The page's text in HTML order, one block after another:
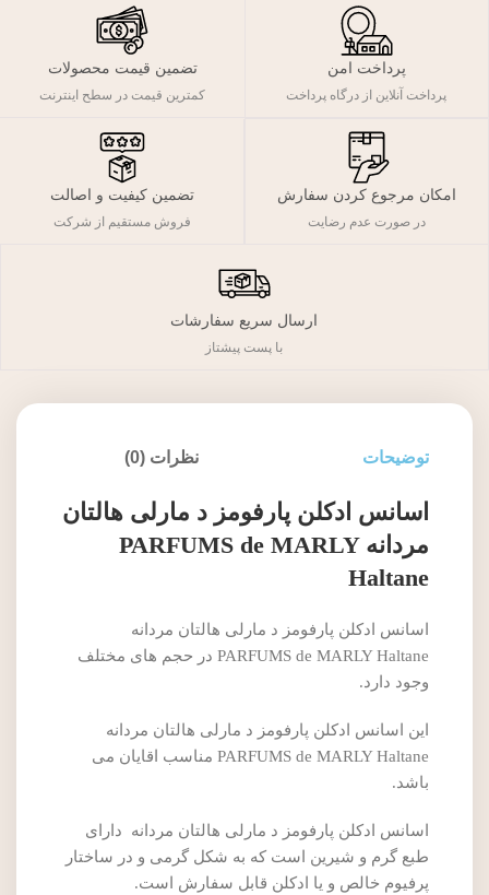
پرداخت امن
پرداخت آنلاین از درگاه پرداخت
تضمین قیمت محصولات
کمترین قیمت در سطح اینترنت
امکان مرجوع کردن سفارش
در صورت عدم رضایت
تضمین کیفیت و اصالت
فروش مستقیم از شرکت
ارسال سریع سفارشات
با پست پیشتاز
توضیحات نظرات (0)
اسانس ادکلن پارفومز د مارلی هالتان
مردانه PARFUMS de MARLY
Haltane
اسانس ادکلن پارفومز د مارلی هالتان مردانه
PARFUMS de MARLY Haltane در حجم های مختلف
وجود دارد.
این اسانس ادکلن پارفومز د مارلی هالتان مردانه
PARFUMS de MARLY Haltane مناسب اقایان می
باشد.
اسانس ادکلن پارفومز د مارلی هالتان مردانه دارای
طبع گرم و شیرین است که به شکل گرمی و در ساختار
پرفیوم خالص و یا ادکلن قابل سفارش است.